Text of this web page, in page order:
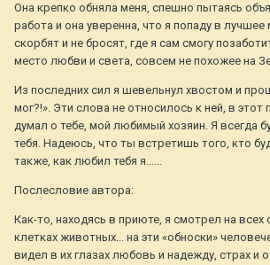
Она крепко обняла меня, спешно пытаясь
работа и она уверенна, что я попаду в лучшее
скорбят и не бросят, где я сам смогу
место любви и света, совсем не похожее на
Из последних сил я шевельнул хвостом и
мог?!». Эти слова не относилось к ней, в этот
думал о тебе, мой любимый хозяин. Я всегда
тебя. Надеюсь, что ты встретишь того, кто
также, как любил тебя я......
Послесловие автора:
Как-то, находясь в приюте, я смотрел на
клетках животных... на эти «обноски»
видел в их глазах любовь и надежду, страх и